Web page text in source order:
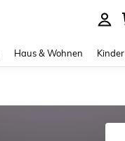
Haus & Wohnen Kinder